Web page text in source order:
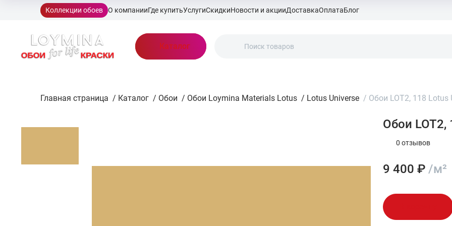
Коллекции обоев О компанииГде купитьУслугиСкидкиНовости и акцииДоставкаОплатаБлог
Каталог
Главная страница / Каталог / Обои / Обои Loymina Materials Lotus / Lotus Universe / Обои LOT2, 118
Обои LOT2,
0 отзывов
9 400 ₽ /м²